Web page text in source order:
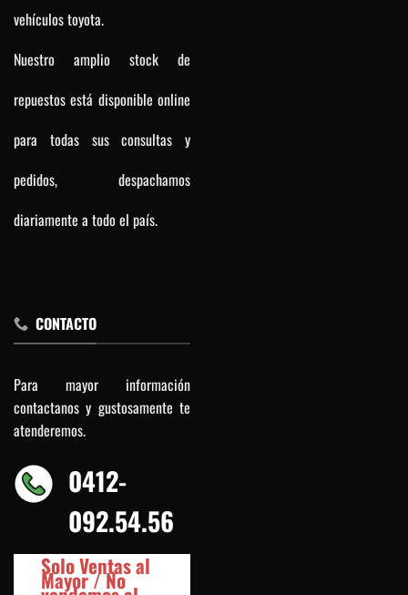
vehículos toyota.
Nuestro amplio stock de
repuestos está disponible online
para todas sus consultas y
pedidos, despachamos
diariamente a todo el país.
CONTACTO
Para mayor información
contactanos y gustosamente te
atenderemos.
0412-
092.54.56
Solo Ventas al
Mayor / No